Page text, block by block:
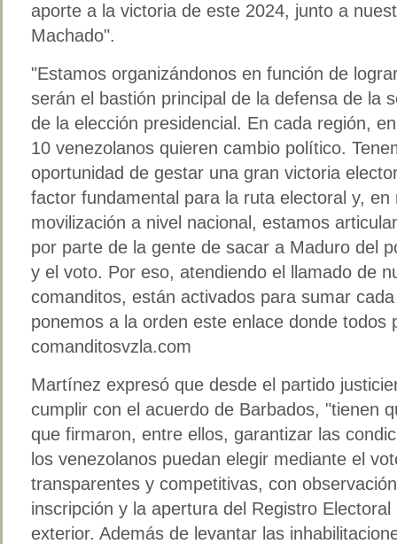
aporte a la victoria de este 2024, junto a
Machado".
"Estamos organizándonos en función de
serán el bastión principal de la defensa de la
de la elección presidencial. En cada región,
10 venezolanos quieren cambio político.
oportunidad de gestar una gran victoria
factor fundamental para la ruta electoral y,
movilización a nivel nacional, estamos
por parte de la gente de sacar a Maduro del
y el voto. Por eso, atendiendo el llamado de
comanditos, están activados para sumar
ponemos a la orden este enlace donde todos
comanditosvzla.com
Martínez expresó que desde el partido
cumplir con el acuerdo de Barbados, "tienen
que firmaron, entre ellos, garantizar las
los venezolanos puedan elegir mediante el
transparentes y competitivas, con
inscripción y la apertura del Registro
exterior. Además de levantar las